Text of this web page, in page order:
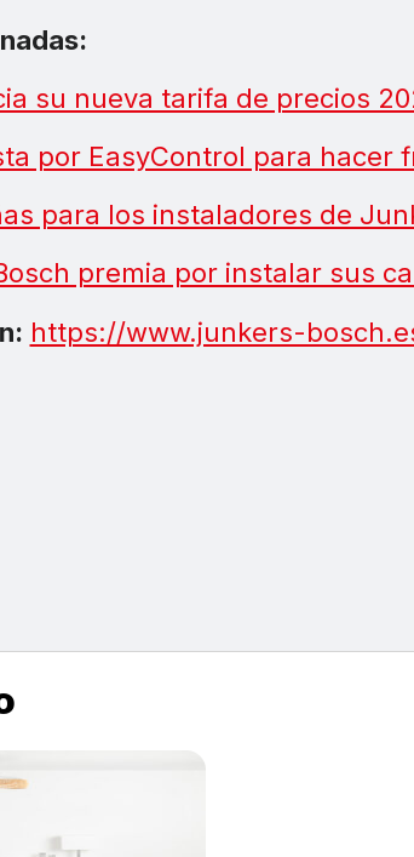
su nueva tarifa de precios
por EasyControl para hacer
para los instaladores de
premia por instalar sus
https://www.junkers-